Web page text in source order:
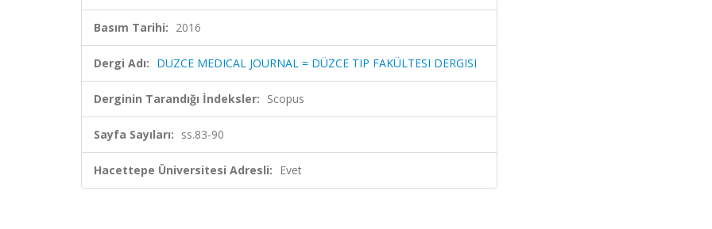
Basım Tarihi: 2016
Dergi Adı: DUZCE MEDICAL JOURNAL = DÜZCE TIP FAKÜLTESI DERGISI
Derginin Tarandığı İndeksler: Scopus
Sayfa Sayıları: ss.83-90
Hacettepe Üniversitesi Adresli: Evet